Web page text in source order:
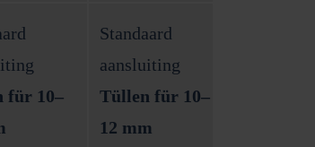
für 10–
Standaard
aansluiting
Tüllen für 10–
12 mm